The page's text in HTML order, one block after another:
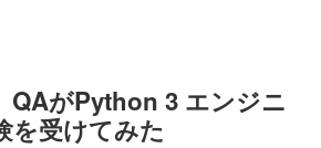
QAがPython 3 エンジニ
を受けてみた